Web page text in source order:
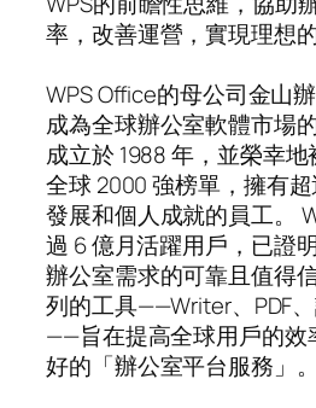
率，改善運營，實現理想的
WPS Office的母公司金山
成為全球辦公室軟體市場
成立於 1988 年，並榮幸地
全球 2000 強榜單，擁有
發展和個人成就的員工。
過 6 億月活躍用戶，已證
辦公室需求的可靠且值得
列的工具——Writer、PDF
——旨在提高全球用戶的效
好的「辦公室平台服務」。